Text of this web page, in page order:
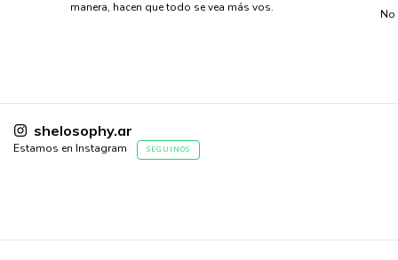
manera, hacen que todo se vea más vos.
No
shelosophy.ar
Estamos en Instagram SEGUINOS